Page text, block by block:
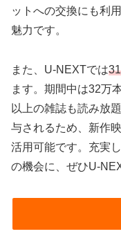
ットへの交換にも利
魅力です。
また、U-NEXTでは
ます。期間中は32万
以上の雑誌も読み放
与されるため、新作
活用可能です。充実
の機会に、ぜひU-